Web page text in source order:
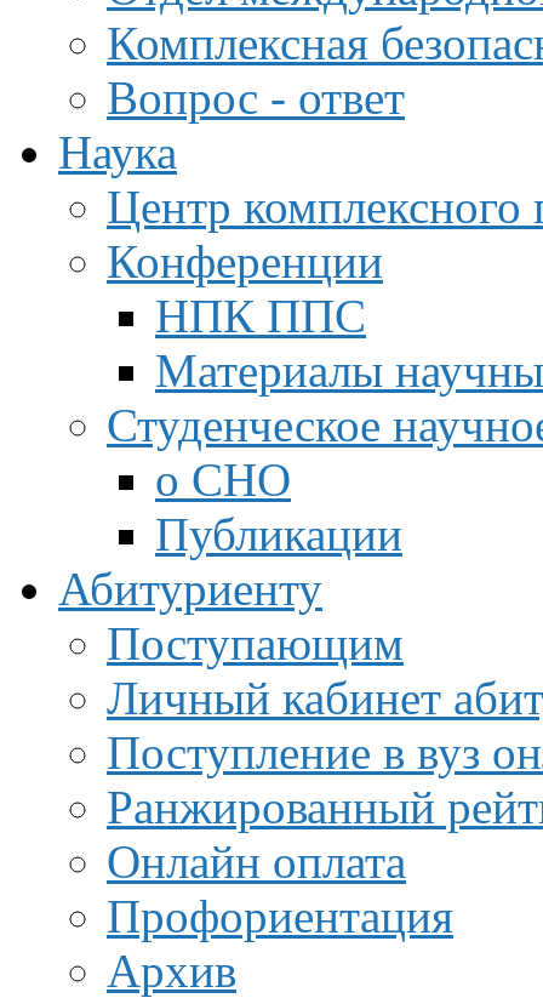
Комплексная
Вопрос - ответ
Наука
Центр
Конференции
НПК ППС
Материалы
Студенческое
о СНО
Публикации
Абитуриенту
Поступающим
Личный кабинет
Поступление в вуз
Ранжированный
Онлайн оплата
Профориентация
Архив